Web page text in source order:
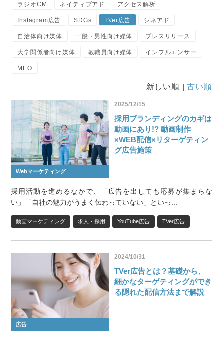
ラジオCM ネイティブアド アクセス解析
Instagram広告 SDGs TVer広告 シネアド
自治体向け媒体 一般・男性向け媒体 プレスリリース
大学関係者向け媒体 教職員向け媒体 インフルエンサー
MEO
新しい順 |古い順
Webマーケティング
2025/12/15
採用ブランディングのカギは
動画にあり!? 動画制作
×WEB配信×リターゲティン
グ広告施策
採用活動を進めるなかで、「広告を出しても応募が集まらな
い」「自社の魅力がうまく伝わっていない」といっ...
動画マーケティング 求人・採用 YouTube広告 TVer広告
広告
2024/10/31
TVer広告とは？基礎から、
細かなターゲティングができ
る隠れた配信方法まで解説